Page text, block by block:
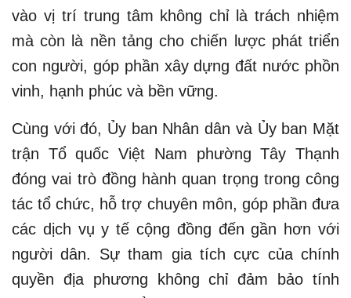
vào vị trí trung tâm không chỉ là trách nhiệm
mà còn là nền tảng cho chiến lược phát triển
con người, góp phần xây dựng đất nước phồn
vinh, hạnh phúc và bền vững.
Cùng với đó, Ủy ban Nhân dân và Ủy ban Mặt
trận Tổ quốc Việt Nam phường Tây Thạnh
đóng vai trò đồng hành quan trọng trong công
tác tổ chức, hỗ trợ chuyên môn, góp phần đưa
các dịch vụ y tế cộng đồng đến gần hơn với
người dân. Sự tham gia tích cực của chính
quyền địa phương không chỉ đảm bảo tính